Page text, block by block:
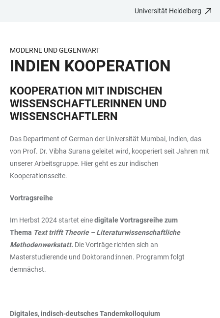
BARRIEREFREIHEIT
Universität Heidelberg
MODERNE UND GEGENWART
INDIEN KOOPERATION
KOOPERATION MIT INDISCHEN
WISSENSCHAFTLERINNEN UND
WISSENSCHAFTLERN
Das Department of German der Universität Mumbai, Indien, das
von Prof. Dr. Vibha Surana geleitet wird, kooperiert seit Jahren mit
unserer Arbeitsgruppe. Hier geht es zur indischen
Kooperationsseite.
Vortragsreihe
Im Herbst 2024 startet einedigitale Vortragsreihe zum
Thema Text trifft Theorie – Literaturwissenschaftliche
Methodenwerkstatt. Die Vorträge richten sich an
Masterstudierende und Doktorand:innen. Programm folgt
demnächst.
Digitales, indisch-deutsches Tandemkolloquium